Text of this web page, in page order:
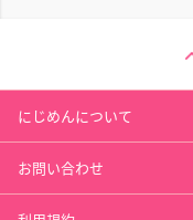
にじめんについて
お問い合わせ